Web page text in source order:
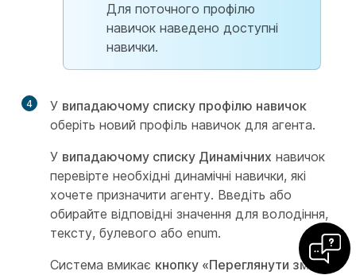
Для поточного профілю
навичок наведено доступні
навички.
4 У випадаючому списку профілю навичок
оберіть новий профіль навичок для агента.
У випадаючому списку Динамічних навичок
перевірте необхідні динамічні навички, які
хочете призначити агенту. Введіть або
обирайте відповідні значення для володіння,
тексту, булевого або enum.
Система вмикає кнопку «Переглянути зміни